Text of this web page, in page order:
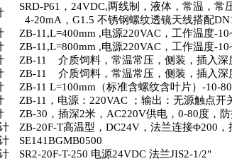
SRD-P61 ， 24VDC,两线制，液体，常温，常
4-20mA ， G1.5 不锈钢螺纹透镜天线搭配
ZB-11,L=400mm ,电源220VAC ，工作温度-
ZB-11,L=800mm ,电源220VAC ，工作温度-
ZB-11 介质饲料，常温常压，侧装，插入深
ZB-11 介质饲料，常温常压，侧装，插入深
ZB-11 L=100mm （标准含螺纹含叶片） -10-80
ZB-11 ，电源： 220VAC ；输出：无源触点开
ZB-30 ，插深2米， AC220V供电， 0-80度，
ZB-20F-T高温型， DC24V ，法兰连接Φ200
SE141BGMB0500
SR2-20F-T-250 电源24VDC 法兰JIS2-1/2"